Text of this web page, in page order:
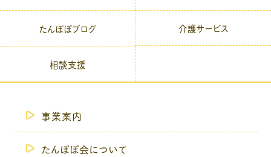
たんぽぽブログ 介護サービス
相談支援
事業案内
たんぽぽ会について